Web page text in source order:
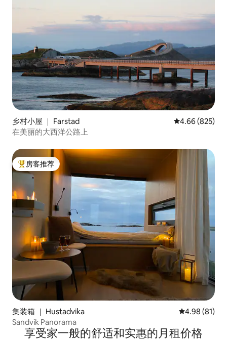
乡村小屋 ｜ Farstad 平均评分 4.66
4.66 (825)
在美丽的大西洋公路上
热门「房客推荐」
房客推荐
集装箱 ｜ Hustadvika 平均评分
4.98 (81)
Sandvik Panorama
享受家一般的舒适和实惠的月租价格